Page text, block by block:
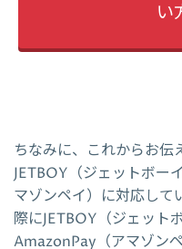
い
ちなみに、これからお伝
JETBOY（ジェットボー
マゾンペイ）に対応して
際にJETBOY（ジェット
AmazonPay（アマゾン